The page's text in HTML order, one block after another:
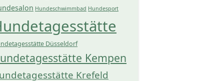
Hundeschwimmbad Hundesport
Düsseldorf
Kempen
Krefeld